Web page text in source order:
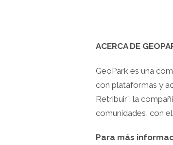
ACERCA DE
GeoPark es una
con plataformas y
Retribuir”, la
comunidades, con
Para más